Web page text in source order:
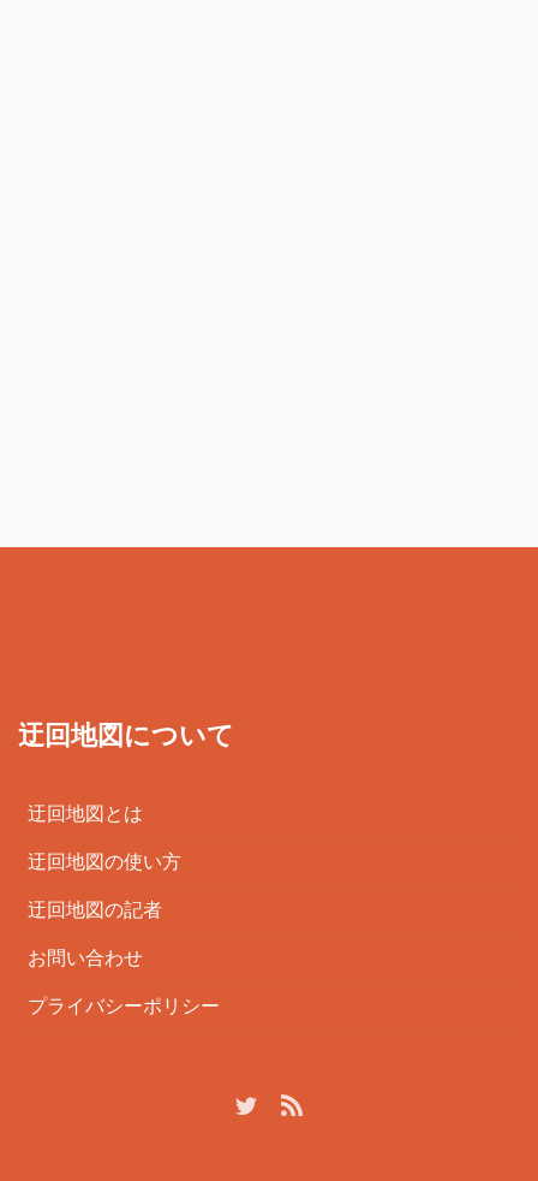
迂回地図について
迂回地図とは
迂回地図の使い方
迂回地図の記者
お問い合わせ
プライバシーポリシー